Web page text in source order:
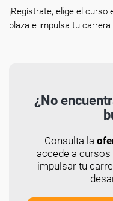
¡Regístrate, elige el
plaza e impulsa tu
¿No
Consulta la
accede a cursos
impulsar tu